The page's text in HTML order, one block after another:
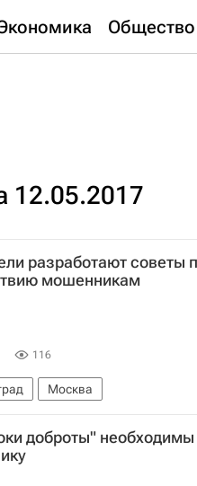
Общество
12.05.2017
разработают советы
мошенникам
116
Москва
доброты"